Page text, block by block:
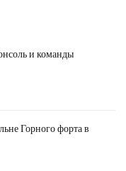
и команды
Горного форта в